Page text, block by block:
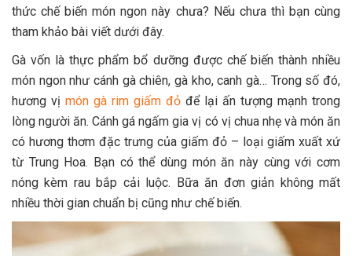
thức chế biến món ngon này chưa? Nếu chưa thì bạn cùng
tham khảo bài viết dưới đây.
Gà vốn là thực phẩm bổ dưỡng được chế biến thành nhiều
món ngon như cánh gà chiên, gà kho, canh gà… Trong số đó,
hương vị món gà rim giấm đỏ để lại ấn tượng mạnh trong
lòng người ăn. Cánh gá ngấm gia vị có vị chua nhẹ và món ăn
có hương thơm đặc trưng của giấm đỏ – loại giấm xuất xứ
từ Trung Hoa. Bạn có thể dùng món ăn này cùng với cơm
nóng kèm rau bắp cải luộc. Bữa ăn đơn giản không mất
nhiều thời gian chuẩn bị cũng như chế biến.